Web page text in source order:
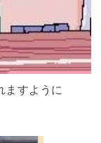
ますように